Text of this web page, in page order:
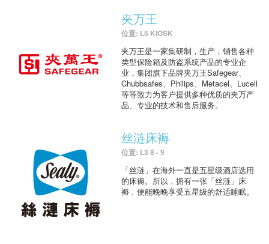
夹万王
位置: L5 KIOSK
夹万王是一家集研制，生产，销售各种
类型保险箱及防盗系统产品的专业企
业，集团旗下品牌夹万王Safegear、
Chubbsafes、Philips、Metacel、Lucell
等等致力为客户提供多种优质的夹万产
品、专业的技术和售后服务。
丝涟床褥
位置: L3 8 - 9
「丝涟」在海外一直是五星级酒店选用
的床褥。所以﹐拥有一张「丝涟」床
褥﹐便能晚晚享受五星级的舒适睡眠。